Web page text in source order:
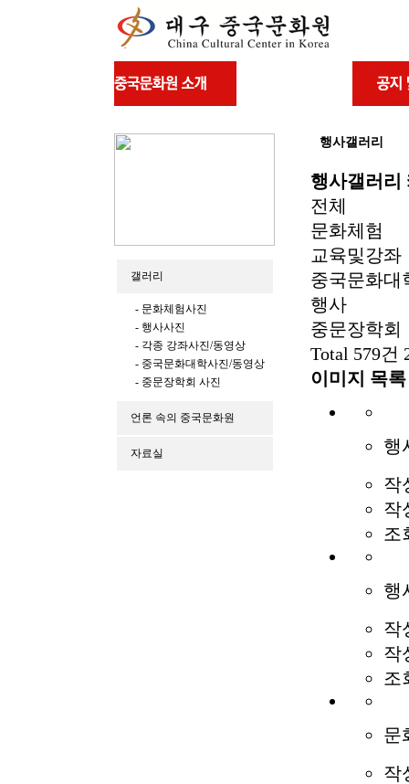
갤러리
- 문화체험사진
- 행사사진
- 각종 강좌사진/동영상
- 중국문화대학사진/동영상
- 중문장학회 사진
언론 속의 중국문화원
자료실
행사갤러리
행사갤러리
전체
문화체험
교육및강좌
중국문화대
행사
중문장학회
Total 579건
이미지 목록
행
작
작
조
행
작
작
조
문
작